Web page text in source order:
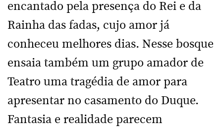
encantado pela presença do Rei e da
Rainha das fadas, cujo amor já
conheceu melhores dias. Nesse bosque
ensaia também um grupo amador de
Teatro uma tragédia de amor para
apresentar no casamento do Duque.
Fantasia e realidade parecem